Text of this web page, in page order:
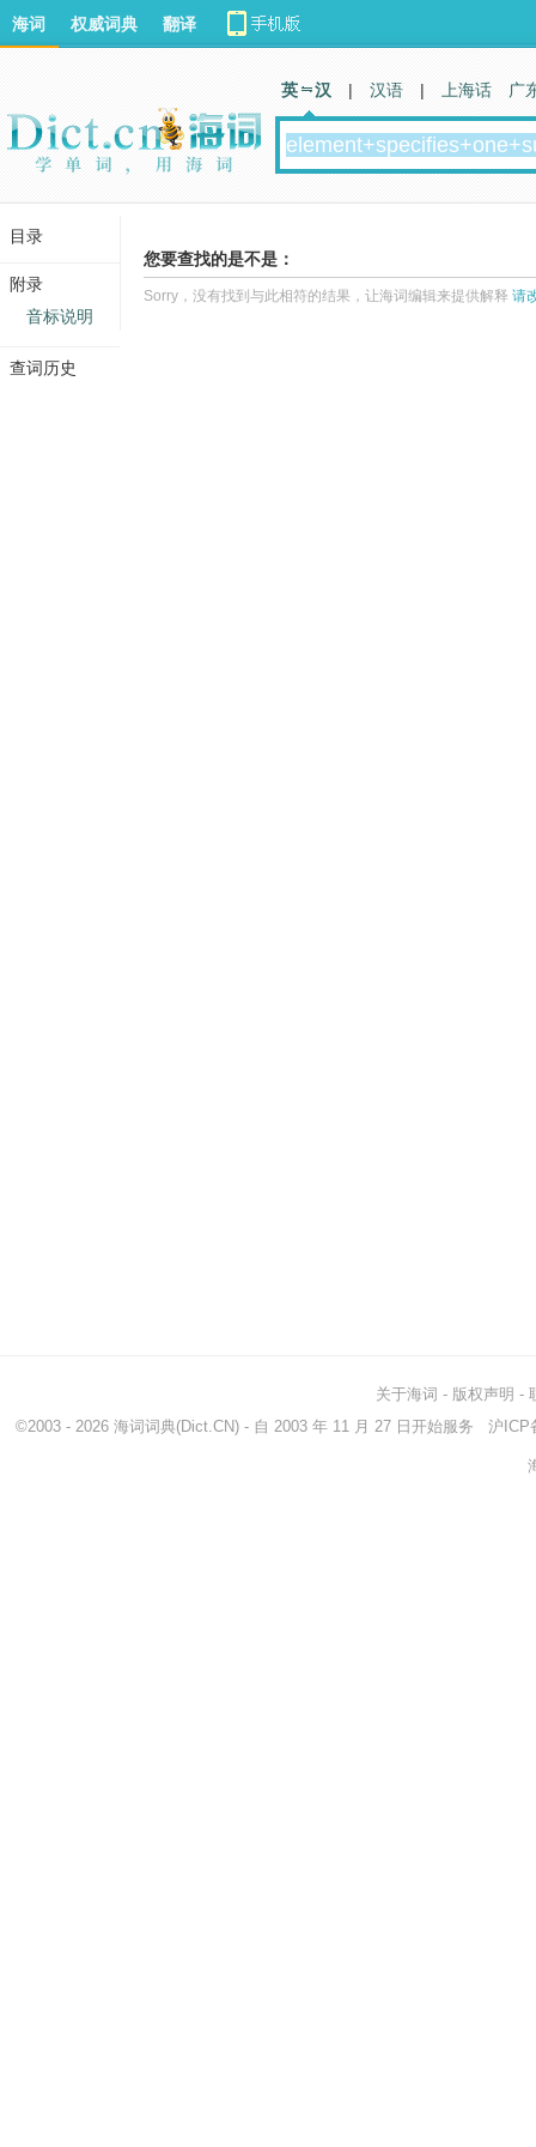
您要查找的是不是：
Sorry，没有找到与此相符的结果，让海词编辑来提供解释 请
海词 权威词典 翻译
英 汉 | 汉语 | 上海话 广
关于海词 - 版权声明 -
©2003 - 2026 海词词典(Dict.CN) - 自 2003 年 11 月 27 日开始服务 沪ICP
目录
附录
音标说明
查词历史